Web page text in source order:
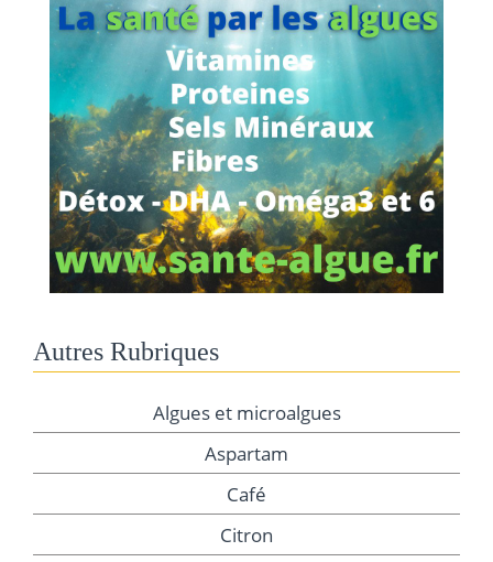
Autres Rubriques
Algues et microalgues
Aspartam
Café
Citron